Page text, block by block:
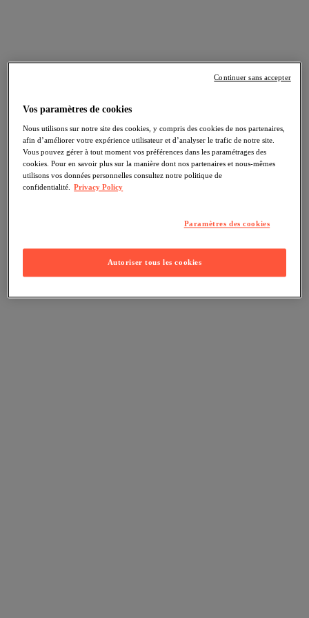
Vos paramètres de cookies
Nous utilisons sur notre site des cookies, y compris des cookies de nos partenaires,
afin d’améliorer votre expérience utilisateur et d’analyser le trafic de notre site.
Vous pouvez gérer à tout moment vos préférences dans les paramétrages des
cookies. Pour en savoir plus sur la manière dont nos partenaires et nous-mêmes
utilisons vos données personnelles consultez notre politique de
confidentialité. Privacy Policy
Paramètres des cookies
Autoriser tous les cookies
Continuer sans accepter